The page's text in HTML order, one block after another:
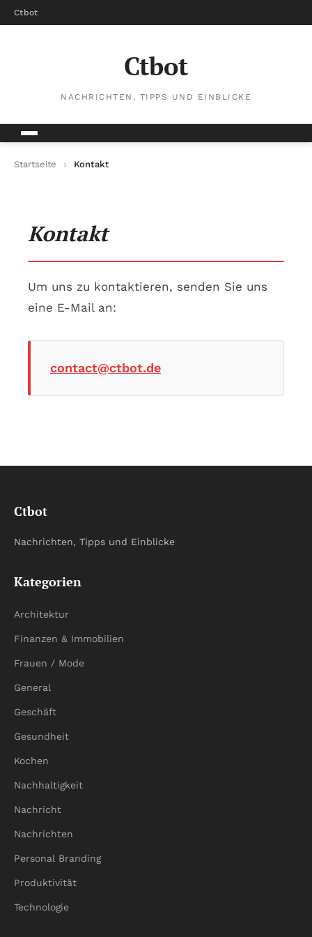
Ctbot
Ctbot
NACHRICHTEN, TIPPS UND EINBLICKE
Startseite Kontakt
Kontakt
Um uns zu kontaktieren, senden Sie uns
eine E-Mail an:
contact@ctbot.de
Ctbot
Nachrichten, Tipps und Einblicke
Kategorien
Architektur
Finanzen & Immobilien
Frauen / Mode
General
Geschäft
Gesundheit
Kochen
Nachhaltigkeit
Nachricht
Nachrichten
Personal Branding
Produktivität
Technologie